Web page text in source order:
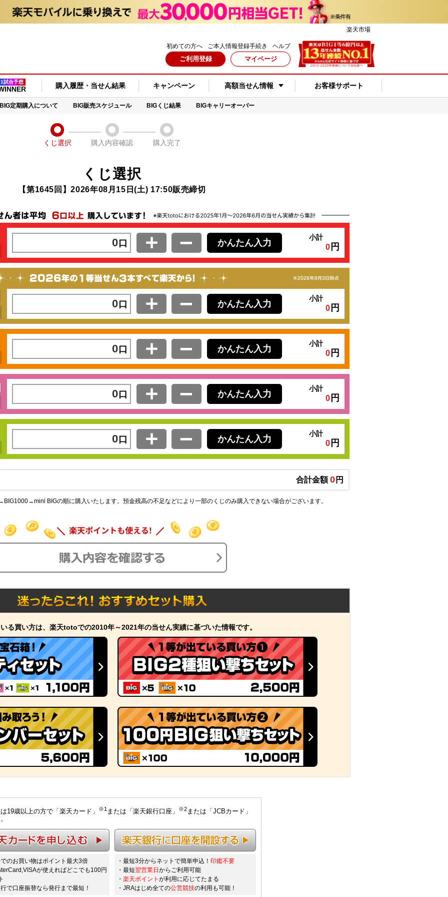
楽天市場
初めての方へ ご本人情報登録手続き ヘルプ
ご利用登録 マイページ
1試合予想 購入履歴・当せん結果 キャンペーン 高額当せん情報 お客様サポート
BIG定期購入について BIG販売スケジュール BIGくじ結果 BIGキャリーオーバー
くじ選択 購入内容確認 購入完了
くじ選択
【第1645回】2026年08月15日(土) 17:50販売締切
BIG
口
＋
かんたん入力
小計
0 円
MEGA BIG
口
＋
かんたん入力
小計
0 円
100円 BIG
口
＋
かんたん入力
小計
0 円
BIG1000
口
＋
かんたん入力
小計
0 円
miniBIG
口
＋
かんたん入力
小計
0 円
合計金額0 円
BIGの順に購入いたします。預金残高の不足などにより一部のくじのみ購入できない場合がございます。
る買い方は、楽天totoでの2010年～2021年の当せん実績に基づいた情報です。
19歳以上の方で「楽天カード」 ※1 または「楽天銀行口座」 ※2または「JCBカード」
申し込む
のお買い物はポイント最大3倍
が使えればどこでも100円
で口座振替なら発行まで最短！
楽天銀行に口座を開設する
・最短3分からネットで簡単申込！ 印鑑不要
・最短翌営業日からご利用可能
・ 楽天ポイント が利用に応じてたまる
・JRAはじめ全ての公営競技の利用も可能！
持ちのクーポン